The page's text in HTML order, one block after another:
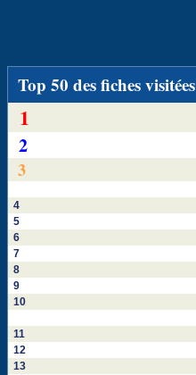
Top 50 des fiches visitées
1
2
3
4
5
6
7
8
9
10
11
12
13